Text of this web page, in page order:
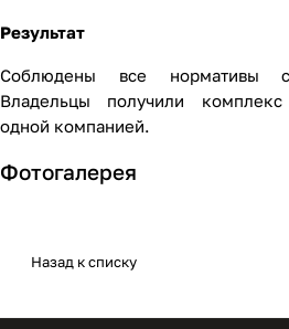
Результат
Соблюдены все нормативы
Владельцы получили
одной компанией.
Фотогалерея
Назад к списку